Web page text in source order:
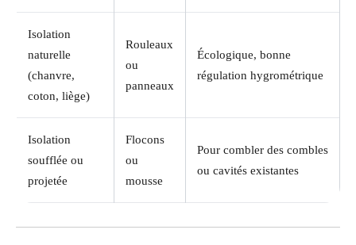
Isolation
naturelle
(chanvre,
coton, liège)
Rouleaux
ou
panneaux
Écologique, bonne
régulation hygrométrique
Isolation
soufflée ou
projetée
Flocons
ou
mousse
Pour combler des combles
ou cavités existantes